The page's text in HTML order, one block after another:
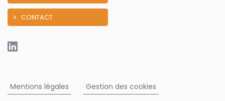
CONTACT
Mentions légales Gestion des cookies